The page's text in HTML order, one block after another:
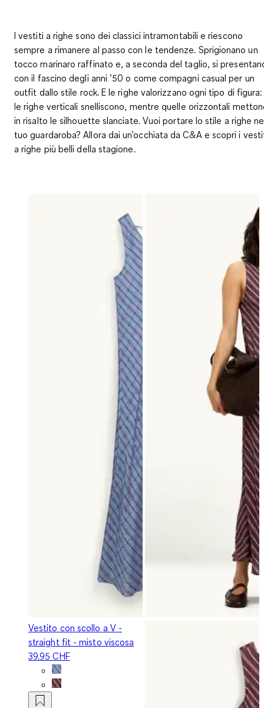
I vestiti a righe sono dei classici intramontabili e riescono
sempre a rimanere al passo con le tendenze. Sprigionano un
tocco marinaro raffinato e, a seconda del taglio, si
con il fascino degli anni ’50 o come compagni casual per un
outfit dallo stile rock. E le righe valorizzano ogni tipo di figura:
le righe verticali snelliscono, mentre quelle orizzontali
in risalto le silhouette slanciate. Vuoi portare lo stile a righe
tuo guardaroba? Allora dai un’occhiata da C&A e scopri i
a righe più belli della stagione.
Vestito con scollo a V -
straight fit - misto viscosa
39.95 CHF